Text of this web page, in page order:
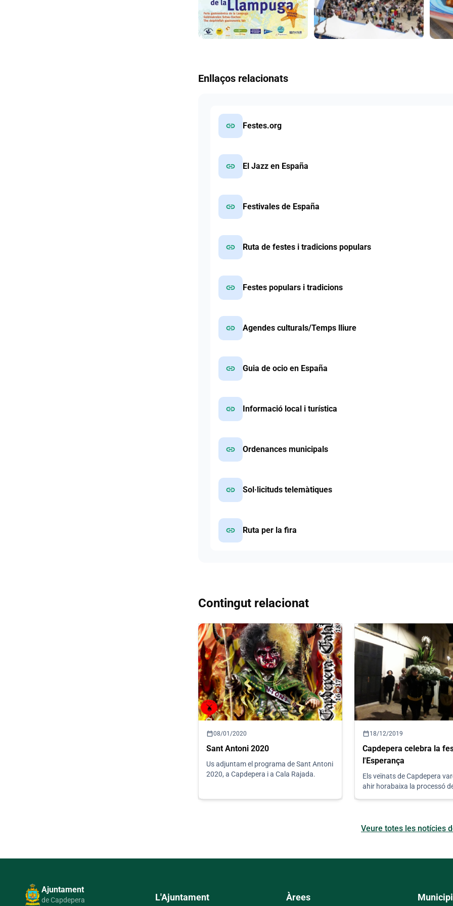
Enllaços relacionats
link Festes.org
link El Jazz en España
link Festivales de España
link Ruta de festes i tradicions populars
link Festes populars i tradicions
link Agendes culturals/Temps lliure
link Guia de ocio en España
link Informació local i turística
link Ordenances municipals
link Sol·licituds telemàtiques
link Ruta per la fira
Contingut relacionat
calendar_today08/01/2020
Sant Antoni 2020
Us adjuntam el programa de Sant Antoni
2020, a Capdepera i a Cala Rajada.
calendar_today18/12/2019
Capdepera celebra la
l'Esperança
Els veïnats de Capdepera
ahir horabaixa la processó
Veure totes les notícies
Ajuntament
de Capdepera L'Ajuntament Àrees Municipi